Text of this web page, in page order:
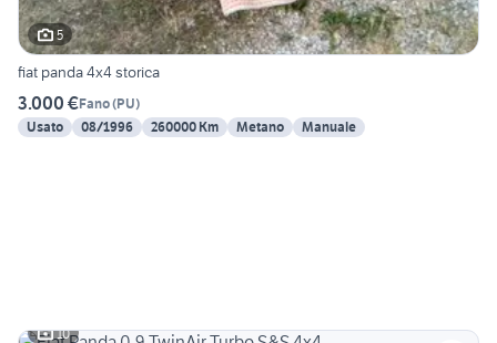
5
fiat panda 4x4 storica
3.000 €Fano(PU)
Usato
08/1996 260000 Km Metano Manuale
10